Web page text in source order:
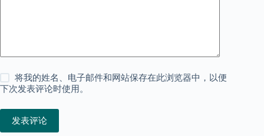
将我的姓名、电子邮件和网站保存在此浏览器中，以便
下次发表评论时使用。
发表评论